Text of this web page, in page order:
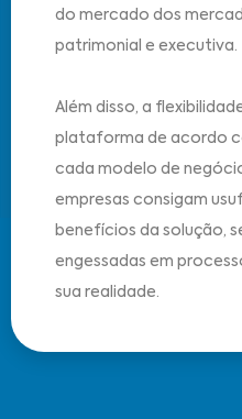
do mercado dos
patrimonial e executiva.
Além disso, a
plataforma de acordo
cada modelo de
empresas consigam
benefícios da solução,
engessadas em
sua realidade.